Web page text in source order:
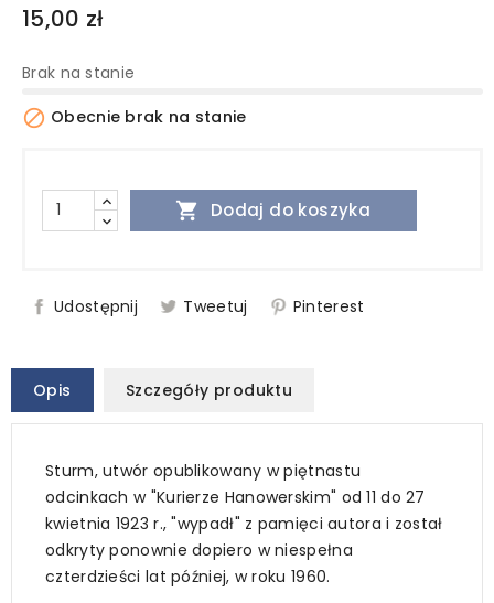
15,00 zł
Brak na stanie
 Obecnie brak na stanie
 Dodaj do koszyka
Udostępnij Tweetuj Pinterest
Opis Szczegóły produktu
Sturm, utwór opublikowany w piętnastu
odcinkach w "Kurierze Hanowerskim" od 11 do 27
kwietnia 1923 r., "wypadł" z pamięci autora i został
odkryty ponownie dopiero w niespełna
czterdzieści lat później, w roku 1960.